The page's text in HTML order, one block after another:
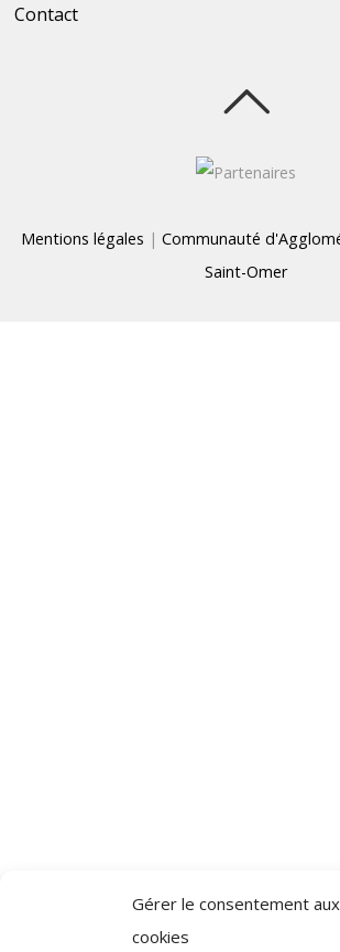
Gérer le consentement aux
cookies
Contact
Mentions légales | Communauté
Saint-Omer